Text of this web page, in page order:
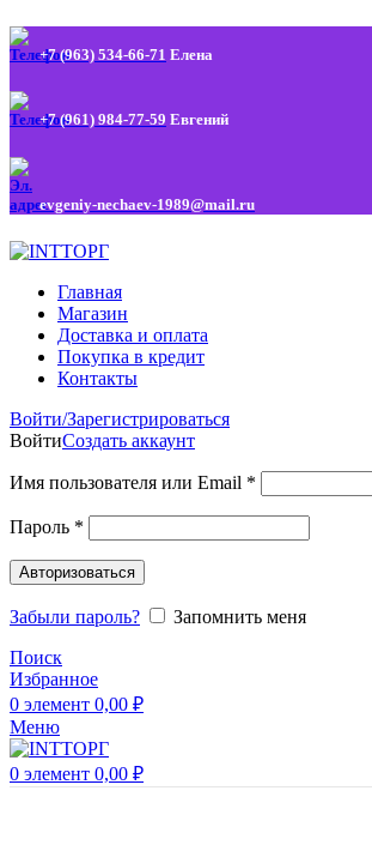
+7 (963) 534-66-71 Елена
+7 (961) 984-77-59 Евгений
evgeniy-nechaev-1989@mail.ru
Главная
Магазин
Доставка и оплата
Покупка в кредит
Контакты
Войти/Зарегистрироваться
ВойтиСоздать аккаунт
Имя пользователя или Email *
Пароль *
Авторизоваться
Забыли пароль?
Запомнить меня
Поиск
Избранное
0 элемент 0,00 ₽
Меню
0 элемент 0,00 ₽